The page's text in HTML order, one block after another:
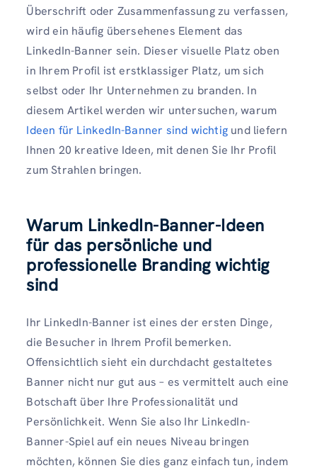
Überschrift oder Zusammenfassung zu verfassen,
wird ein häufig übersehenes Element das
LinkedIn-Banner sein. Dieser visuelle Platz oben
in Ihrem Profil ist erstklassiger Platz, um sich
selbst oder Ihr Unternehmen zu branden. In
diesem Artikel werden wir untersuchen, warum
Ideen für LinkedIn-Banner sind wichtig und liefern
Ihnen 20 kreative Ideen, mit denen Sie Ihr Profil
zum Strahlen bringen.
Warum LinkedIn-Banner-Ideen
für das persönliche und
professionelle Branding wichtig
sind
Ihr LinkedIn-Banner ist eines der ersten Dinge,
die Besucher in Ihrem Profil bemerken.
Offensichtlich sieht ein durchdacht gestaltetes
Banner nicht nur gut aus – es vermittelt auch eine
Botschaft über Ihre Professionalität und
Persönlichkeit. Wenn Sie also Ihr LinkedIn-
Banner-Spiel auf ein neues Niveau bringen
möchten, können Sie dies ganz einfach tun, indem